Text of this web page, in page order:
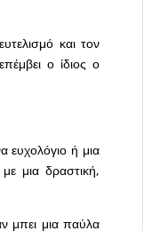
και τον
ο ίδιος ο
ευχολόγιο ή μια
μια δραστική,
μπει μια παύλα